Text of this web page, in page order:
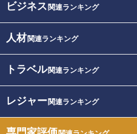
ビジネス 関連ランキング
人材関連ランキング
トラベル関連ランキング
レジャー関連ランキング